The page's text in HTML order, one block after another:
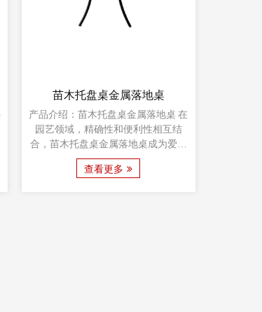
单人可折叠烧烤炉火坑
单人可折叠烧烤炉火坑：露营者的乐
趣 作为户外爱好者，我们了解可靠且
高效的设备在露营探险中的重要性。
单人可折叠烧烤火炉是满足您露营需
求的实用多功能解决方案，无缝结合
查看更多